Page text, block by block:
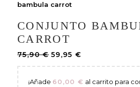
bambula carrot
CONJUNTO
CARROT
75,90€ 59,95€
¡Añade 60,00 € al carrito para